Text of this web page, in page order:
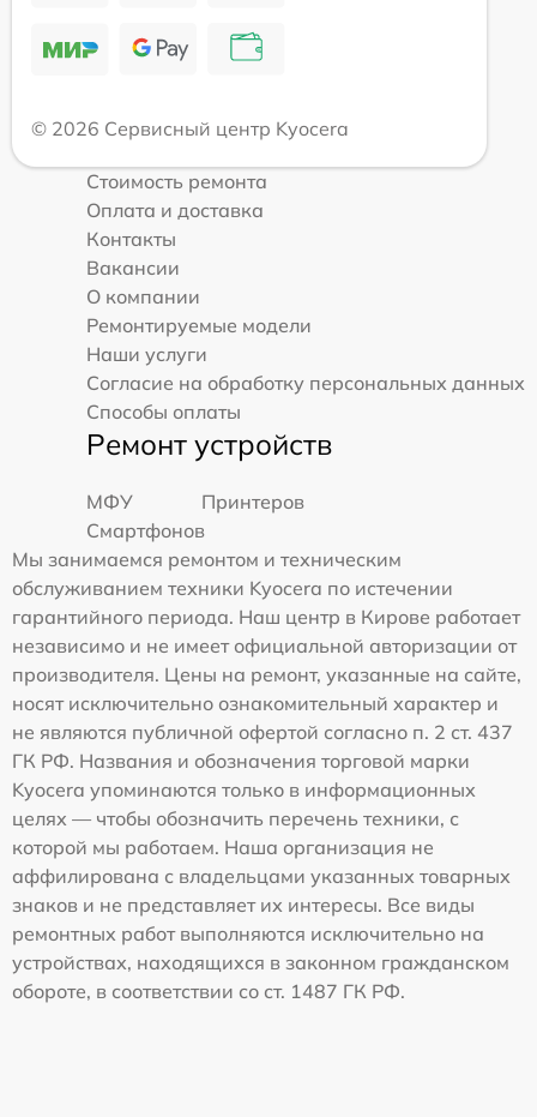
© 2026 Сервисный центр Kyocera
Стоимость ремонта
Оплата и доставка
Контакты
Вакансии
О компании
Ремонтируемые модели
Наши услуги
Согласие на обработку персональных данных
Способы оплаты
Ремонт устройств
МФУ
Принтеров
Смартфонов
Мы занимаемся ремонтом и техническим
обслуживанием техники Kyocera по истечении
гарантийного периода. Наш центр в Кирове работает
независимо и не имеет официальной авторизации от
производителя. Цены на ремонт, указанные на сайте,
носят исключительно ознакомительный характер и
не являются публичной офертой согласно п. 2 ст. 437
ГК РФ. Названия и обозначения торговой марки
Kyocera упоминаются только в информационных
целях — чтобы обозначить перечень техники, с
которой мы работаем. Наша организация не
аффилирована с владельцами указанных товарных
знаков и не представляет их интересы. Все виды
ремонтных работ выполняются исключительно на
устройствах, находящихся в законном гражданском
обороте, в соответствии со ст. 1487 ГК РФ.